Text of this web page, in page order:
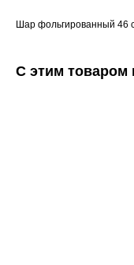
Шар фольгированный 46
С этим товаром